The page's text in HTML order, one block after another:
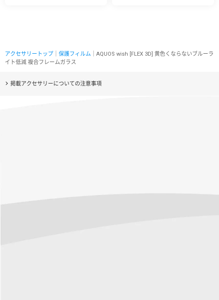
アクセサリートップ 保護フィルム ｜AQUOS wish [FLEX 3D] 黄色くならないブルーラ
イト低減 複合フレームガラス
掲載アクセサリーについての注意事項